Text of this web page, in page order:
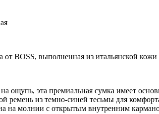
от BOSS, выполненная из итальянской
ощупь, эта премиальная сумка имеет
ремень из темно-синей тесьмы для
на молнии с открытым внутренним